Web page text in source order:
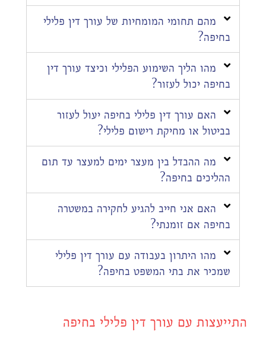
מהם תחומי המומחיות של עורך דין פלילי
בחיפה?
מהו הליך השימוע הפלילי וכיצד עורך דין
בחיפה יכול לעזור?
האם עורך דין פלילי בחיפה יעול לעזור
בביטול או מחיקת רישום פלילי?
מה ההבדל בין מעצר ימים למעצר עד תום
ההליכים בחיפה?
האם אני חייב להגיע לחקירה במשטרה
בחיפה אם זומנתי?
מהו היתרון בעבודה עם עורך דין פלילי
שמכיר את בתי המשפט בחיפה?
התייעצות עם עורך דין פלילי בחיפה